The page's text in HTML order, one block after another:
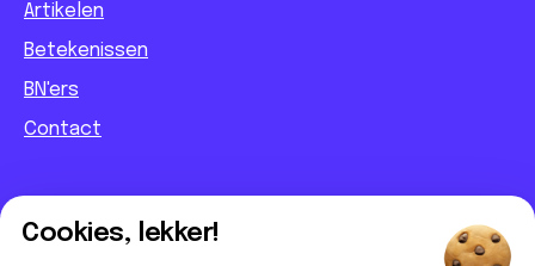
Artikelen
Betekenissen
BN'ers
Contact
Informatief
Cookies, lekker!